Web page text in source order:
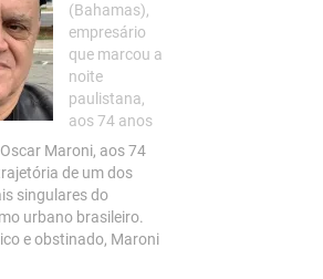
(Bahamas),
empresário
que marcou a
noite
paulistana,
aos 74 anos
Maroni, aos 74
de um dos
singulares do
urbano brasileiro.
e obstinado, Maroni